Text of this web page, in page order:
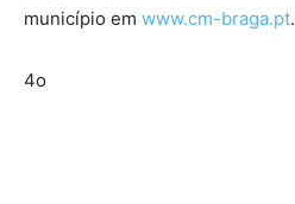
município em www.cm-braga.pt.
4o